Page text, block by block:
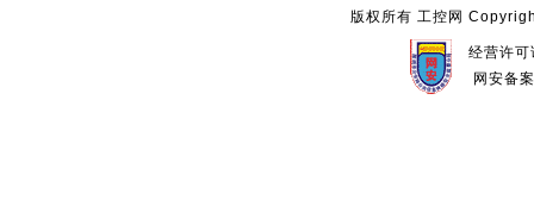
版权所有 工控网
经营许
网安备